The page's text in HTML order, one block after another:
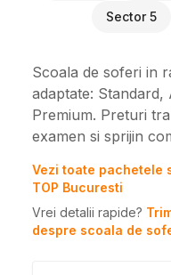
Sector 5
Scoala de soferi in
adaptate:
Premium. Preturi
examen si sprijin
Vezi toate pachetele
TOP Bucuresti
Vrei detalii rapide?
despre scoala de